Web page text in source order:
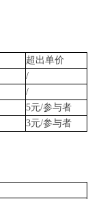
超出单价
/
/
5元/参与者
3元/参与者